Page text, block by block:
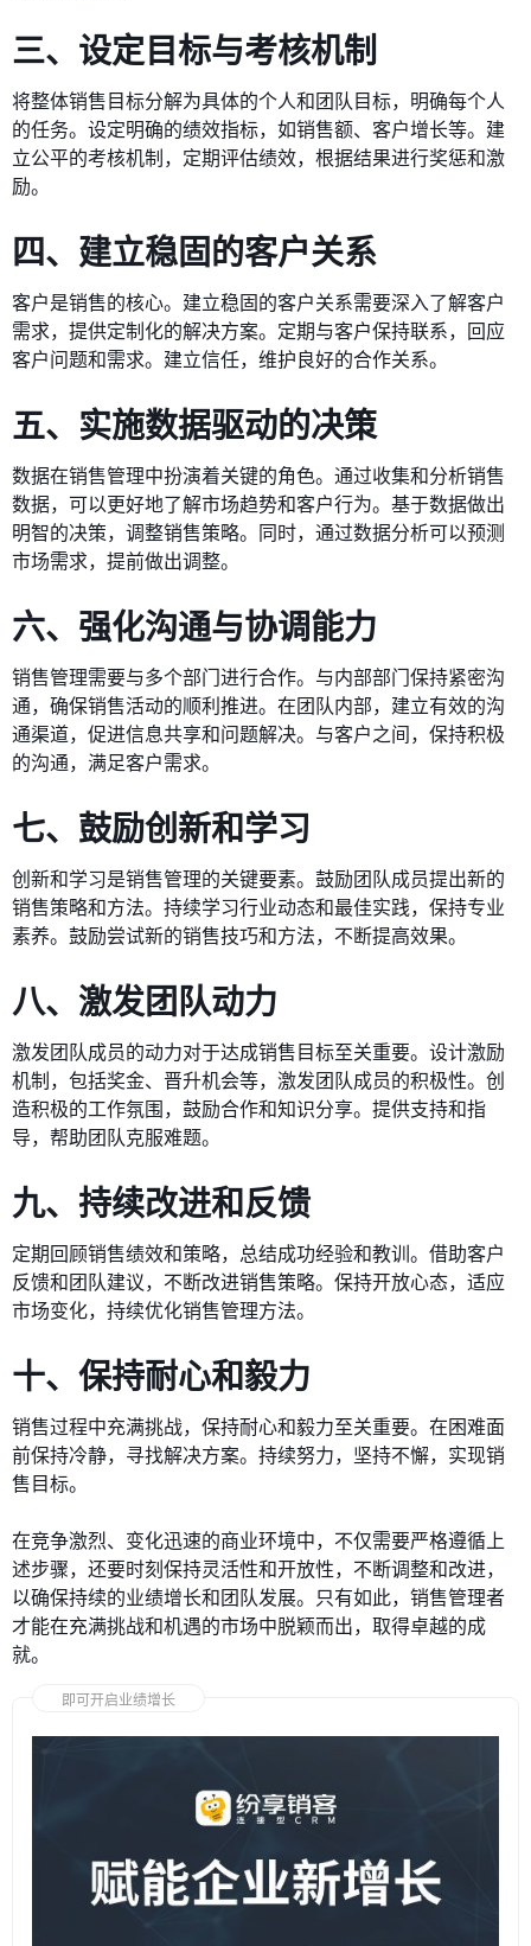
三、设定目标与考核机制
将整体销售目标分解为具体的个人和团队目标，明确每个人
的任务。设定明确的绩效指标，如销售额、客户增长等。建
立公平的考核机制，定期评估绩效，根据结果进行奖惩和激
励。
四、建立稳固的客户关系
客户是销售的核心。建立稳固的客户关系需要深入了解客户
需求，提供定制化的解决方案。定期与客户保持联系，回应
客户问题和需求。建立信任，维护良好的合作关系。
五、实施数据驱动的决策
数据在销售管理中扮演着关键的角色。通过收集和分析销售
数据，可以更好地了解市场趋势和客户行为。基于数据做出
明智的决策，调整销售策略。同时，通过数据分析可以预测
市场需求，提前做出调整。
六、强化沟通与协调能力
销售管理需要与多个部门进行合作。与内部部门保持紧密沟
通，确保销售活动的顺利推进。在团队内部，建立有效的沟
通渠道，促进信息共享和问题解决。与客户之间，保持积极
的沟通，满足客户需求。
七、鼓励创新和学习
创新和学习是销售管理的关键要素。鼓励团队成员提出新的
销售策略和方法。持续学习行业动态和最佳实践，保持专业
素养。鼓励尝试新的销售技巧和方法，不断提高效果。
八、激发团队动力
激发团队成员的动力对于达成销售目标至关重要。设计激励
机制，包括奖金、晋升机会等，激发团队成员的积极性。创
造积极的工作氛围，鼓励合作和知识分享。提供支持和指
导，帮助团队克服难题。
九、持续改进和反馈
定期回顾销售绩效和策略，总结成功经验和教训。借助客户
反馈和团队建议，不断改进销售策略。保持开放心态，适应
市场变化，持续优化销售管理方法。
十、保持耐心和毅力
销售过程中充满挑战，保持耐心和毅力至关重要。在困难面
前保持冷静，寻找解决方案。持续努力，坚持不懈，实现销
售目标。
在竞争激烈、变化迅速的商业环境中，不仅需要严格遵循上
述步骤，还要时刻保持灵活性和开放性，不断调整和改进，
以确保持续的业绩增长和团队发展。只有如此，销售管理者
才能在充满挑战和机遇的市场中脱颖而出，取得卓越的成
就。
即可开启业绩增长